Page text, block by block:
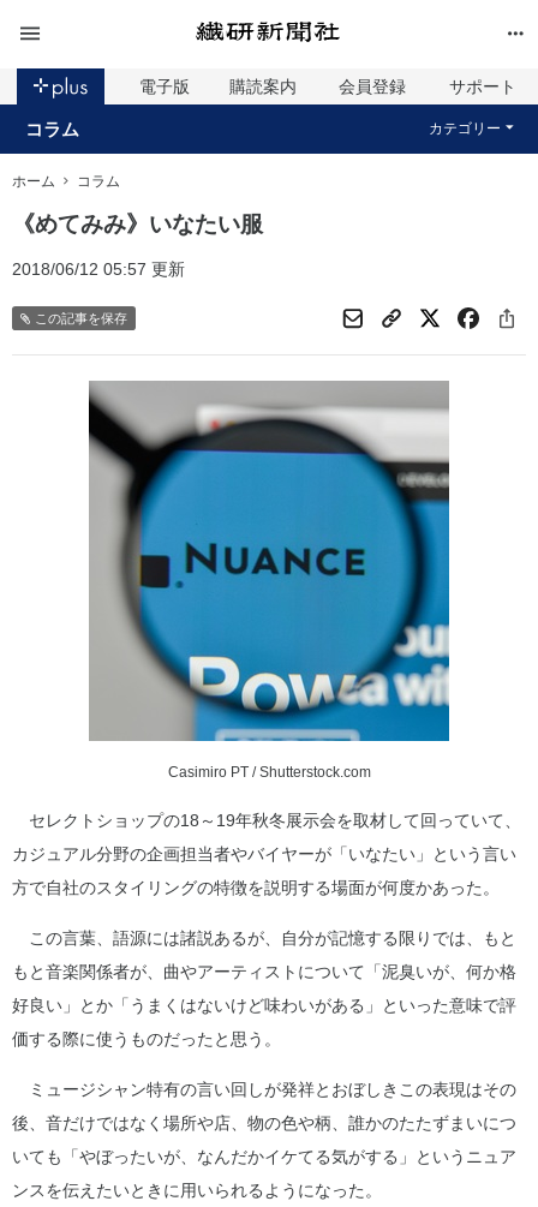
電子版 購読案内 会員登録 サポート
コラム カテゴリー
ホーム コラム
《めてみみ》いなたい服
2018/06/12 05:57 更新
この記事を保存
Casimiro PT / Shutterstock.com
セレクトショップの18～19年秋冬展示会を取材して回っていて、
カジュアル分野の企画担当者やバイヤーが「いなたい」という言い
方で自社のスタイリングの特徴を説明する場面が何度かあった。
この言葉、語源には諸説あるが、自分が記憶する限りでは、もと
もと音楽関係者が、曲やアーティストについて「泥臭いが、何か格
好良い」とか「うまくはないけど味わいがある」といった意味で評
価する際に使うものだったと思う。
ミュージシャン特有の言い回しが発祥とおぼしきこの表現はその
後、音だけではなく場所や店、物の色や柄、誰かのたたずまいにつ
いても「やぼったいが、なんだかイケてる気がする」というニュア
ンスを伝えたいときに用いられるようになった。